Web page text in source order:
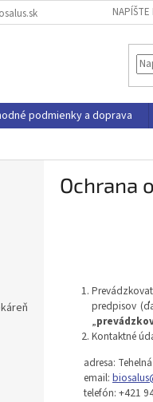
NAPÍŠTE
podmienky a doprava
Ochrana
predpisov
„
Kontaktné
adresa:
email:
telefón: +421